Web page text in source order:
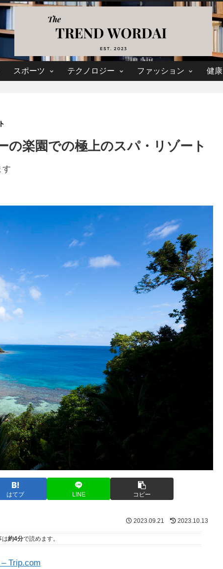
スポーツ テクノロジー ファッション 健康
楽園での極上のスパ・リゾート
す
はてブ LINE コピー
2023.09.21 2023.10.13
は約4分で読めます。
Trip.com